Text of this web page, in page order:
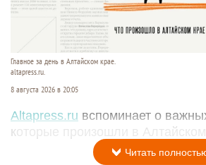
Главное за день в Алтайском крае.
altapress.ru.
8 августа 2026 в 20:05
Altapress.ru вспоминает о
которые произошли в Алтайском
Читать